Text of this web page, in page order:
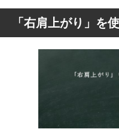
「右肩上がり」を